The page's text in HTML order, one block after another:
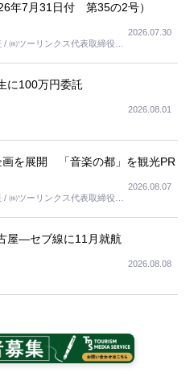
年7月31日付 第35の2号）
㈱ツーリンクス代表取締役社
2026.07.30
に100万円委託
2026.08.01
を展開 「音楽の都」を観光PR
㈱ツーリンクス代表取締役社
2026.08.07
屋―セブ線に11月就航
2026.08.08